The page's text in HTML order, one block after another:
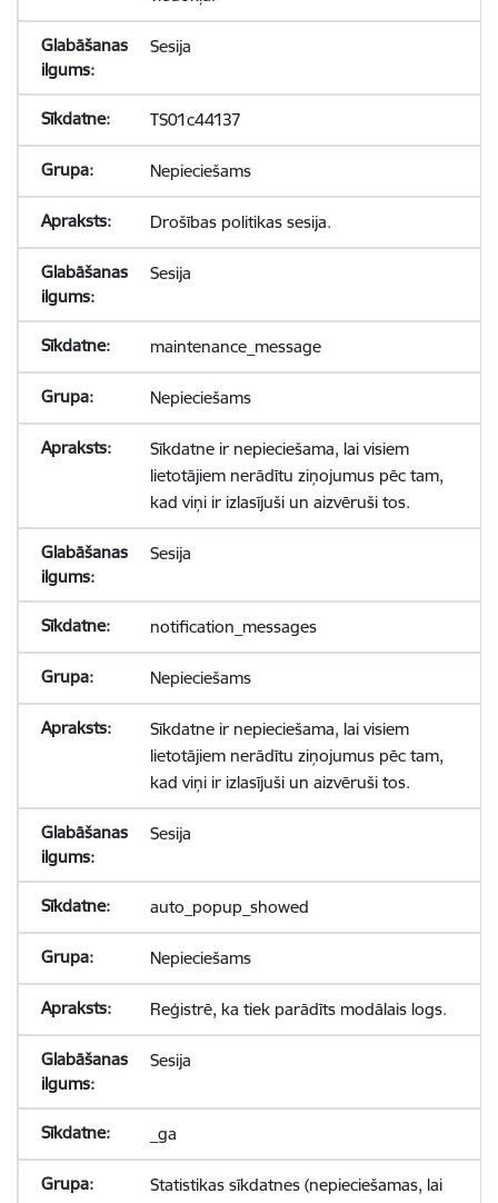
Sesija
TS01c44137
Nepieciešams
Drošības politikas sesija.
Sesija
maintenance_message
Nepieciešams
Sīkdatne ir nepieciešama, lai visiem
lietotājiem nerādītu ziņojumus pēc tam,
kad viņi ir izlasījuši un aizvēruši tos.
Sesija
notification_messages
Nepieciešams
Sīkdatne ir nepieciešama, lai visiem
lietotājiem nerādītu ziņojumus pēc tam,
kad viņi ir izlasījuši un aizvēruši tos.
Sesija
auto_popup_showed
Nepieciešams
Reģistrē, ka tiek parādīts modālais logs.
Sesija
_ga
Statistikas sīkdatnes (nepieciešamas, lai